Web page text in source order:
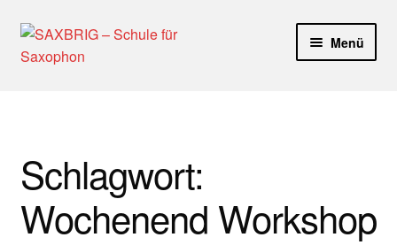
Zur
Navigation
Zum
Inhalt
Menü
Aktuelle Blog Artikel
ANMELDUNG
Schlagwort:
Wochenend Workshop